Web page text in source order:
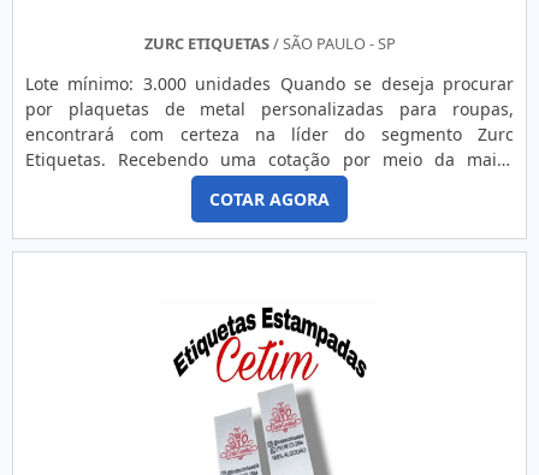
ZURC ETIQUETAS/ SÃO PAULO - SP
Lote mínimo: 3.000 unidades Quando se deseja procurar
por plaquetas de metal personalizadas para roupas,
encontrará com certeza na líder do segmento Zurc
Etiquetas. Recebendo uma cotação por meio da maior
empresa da área e conhecendo a líder da área de atuação.
Quando o interesse é por plaquetas de metal
personalizadas para roupas, com a Zurc Etiquetas o cliente
encontrará precisão com soluções eficazes para kits de
PERSONALIZADAS PARA ROUPAS A Zurc Etiquetas foca seus
esforços em oferecer aos parceiros uma estrutura com
escritório de alta qualidade onde são realizadas as
atividades e fábrica moderna na região do Brás, em São
Paulo, tudo para garantir plaquetas de metal
personalizadas para roupas com ótima qualidade. Há
muitas maneiras eficientes de uma empresa demonstrar
COTAR AGORA